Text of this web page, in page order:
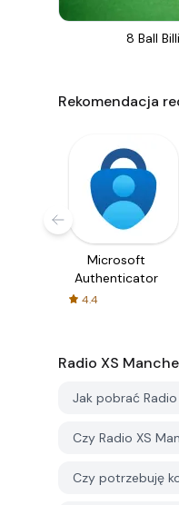
8 Ball
Rekomendacja
Microsoft
Authenticator
4.4
Radio XS
Jak pobrać Radio
Czy Radio XS
Czy potrzebuję